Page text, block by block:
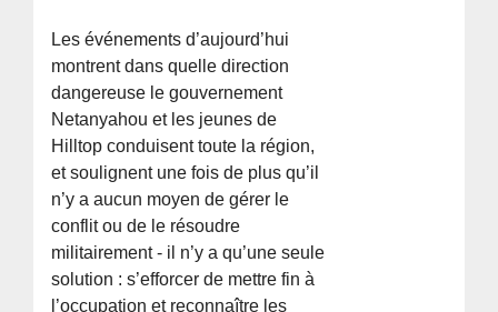
Les événements d’aujourd’hui
montrent dans quelle direction
dangereuse le gouvernement
Netanyahou et les jeunes de
Hilltop conduisent toute la région,
et soulignent une fois de plus qu’il
n’y a aucun moyen de gérer le
conflit ou de le résoudre
militairement - il n’y a qu’une seule
solution : s’efforcer de mettre fin à
l’occupation et reconnaître les